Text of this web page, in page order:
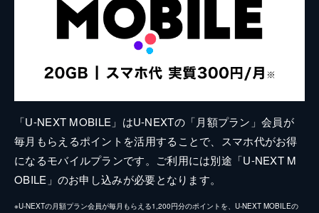
「U-NEXT MOBILE」はU-NEXTの「月額プラン」会員が
毎月もらえるポイントを活用することで、スマホ代がお得
になるモバイルプランです。ご利用には別途「U-NEXT M
OBILE」のお申し込みが必要となります。
※U-NEXTの月額プラン会員が毎月もらえる1,200円分のポイントを、U-NEXT MOBILEの